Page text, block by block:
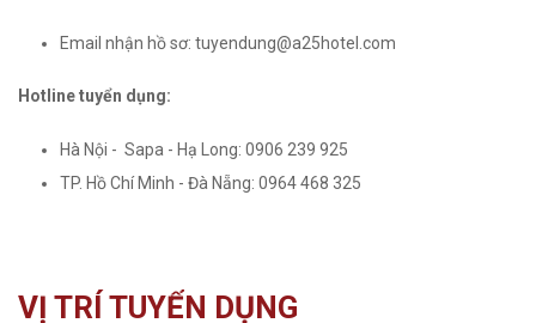
Email nhận hồ sơ: tuyendung@a25hotel.com
Hotline tuyển dụng:
Hà Nội - Sapa - Hạ Long: 0906 239 925
TP. Hồ Chí Minh - Đà Nẵng: 0964 468 325
VỊ TRÍ TUYỂN DỤNG